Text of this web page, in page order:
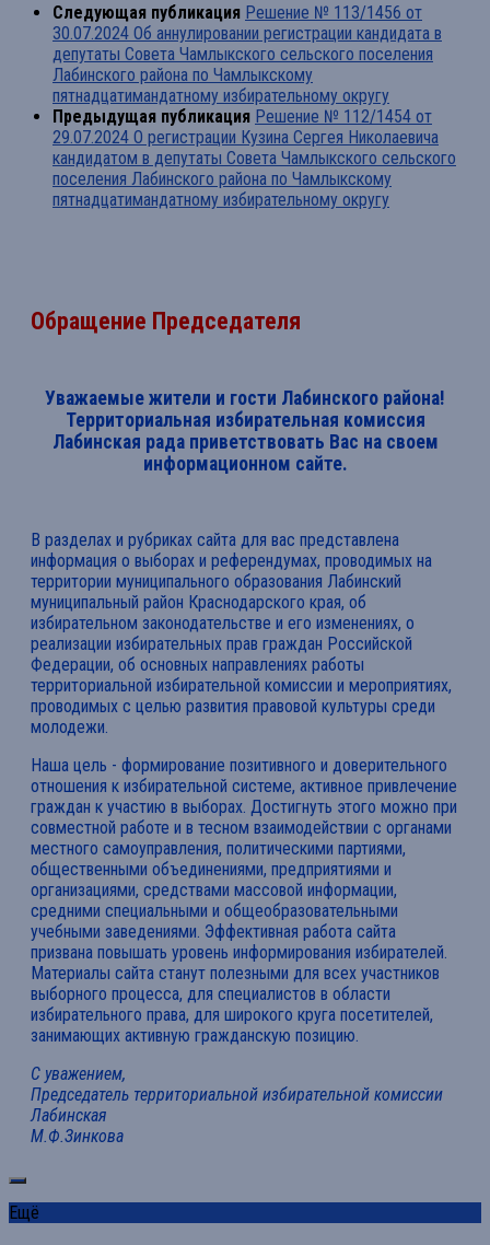
Следующая публикация Решение № 113/1456 от
30.07.2024 Об аннулировании регистрации кандидата в
депутаты Совета Чамлыкского сельского поселения
Лабинского района по Чамлыкскому
пятнадцатимандатному избирательному округу
Предыдущая публикация Решение № 112/1454 от
29.07.2024 О регистрации Кузина Сергея Николаевича
кандидатом в депутаты Совета Чамлыкского сельского
поселения Лабинского района по Чамлыкскому
пятнадцатимандатному избирательному округу
Обращение Председателя
Уважаемые жители и гости Лабинского района!
Территориальная избирательная комиссия
Лабинская рада приветствовать Вас на своем
информационном сайте.
В разделах и рубриках сайта для вас представлена
информация о выборах и референдумах, проводимых на
территории муниципального образования Лабинский
муниципальный район Краснодарского края, об
избирательном законодательстве и его изменениях, о
реализации избирательных прав граждан Российской
Федерации, об основных направлениях работы
территориальной избирательной комиссии и мероприятиях,
проводимых с целью развития правовой культуры среди
молодежи.
Наша цель - формирование позитивного и доверительного
отношения к избирательной системе, активное привлечение
граждан к участию в выборах. Достигнуть этого можно при
совместной работе и в тесном взаимодействии с органами
местного самоуправления, политическими партиями,
общественными объединениями, предприятиями и
организациями, средствами массовой информации,
средними специальными и общеобразовательными
учебными заведениями. Эффективная работа сайта
призвана повышать уровень информирования избирателей.
Материалы сайта станут полезными для всех участников
выборного процесса, для специалистов в области
избирательного права, для широкого круга посетителей,
занимающих активную гражданскую позицию.
С уважением,
Председатель территориальной избирательной комиссии
Лабинская
М.Ф.Зинкова
Ещё